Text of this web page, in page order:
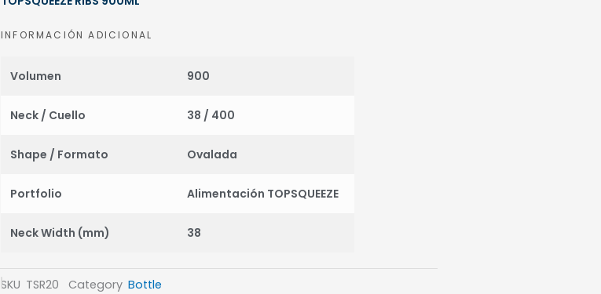
INFORMACIÓN ADICIONAL
Volumen 900
Neck / Cuello 38 / 400
Shape / Formato Ovalada
Portfolio Alimentación TOPSQUEEZE
Neck Width (mm) 38
SKU TSR20 Category Bottle